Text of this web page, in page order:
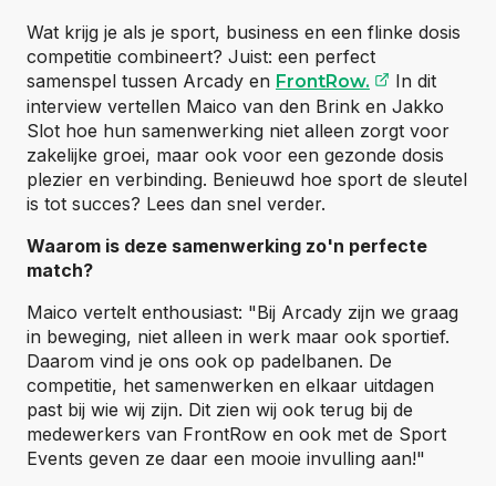
Wat krijg je als je sport, business en een flinke dosis
competitie combineert? Juist: een perfect
samenspel tussen Arcady en FrontRow. (opent
In dit
interview vertellen Maico van den Brink en Jakko
Slot hoe hun samenwerking niet alleen zorgt voor
zakelijke groei, maar ook voor een gezonde dosis
plezier en verbinding. Benieuwd hoe sport de sleutel
is tot succes? Lees dan snel verder.
Waarom is deze samenwerking zo'n perfecte
match?
Maico vertelt enthousiast: "Bij Arcady zijn we graag
in beweging, niet alleen in werk maar ook sportief.
Daarom vind je ons ook op padelbanen. De
competitie, het samenwerken en elkaar uitdagen
past bij wie wij zijn. Dit zien wij ook terug bij de
medewerkers van FrontRow en ook met de Sport
Events geven ze daar een mooie invulling aan!"